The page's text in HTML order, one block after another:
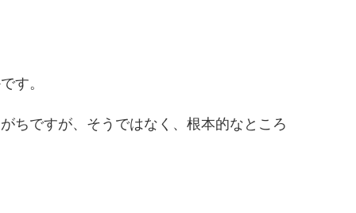
す。
ちですが、そうではなく、根本的なところ